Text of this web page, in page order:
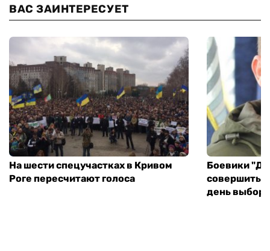
ВАС ЗАИНТЕРЕСУЕТ
На шести спецучастках в Кривом
Роге пересчитают голоса
Боевики
совершить
день